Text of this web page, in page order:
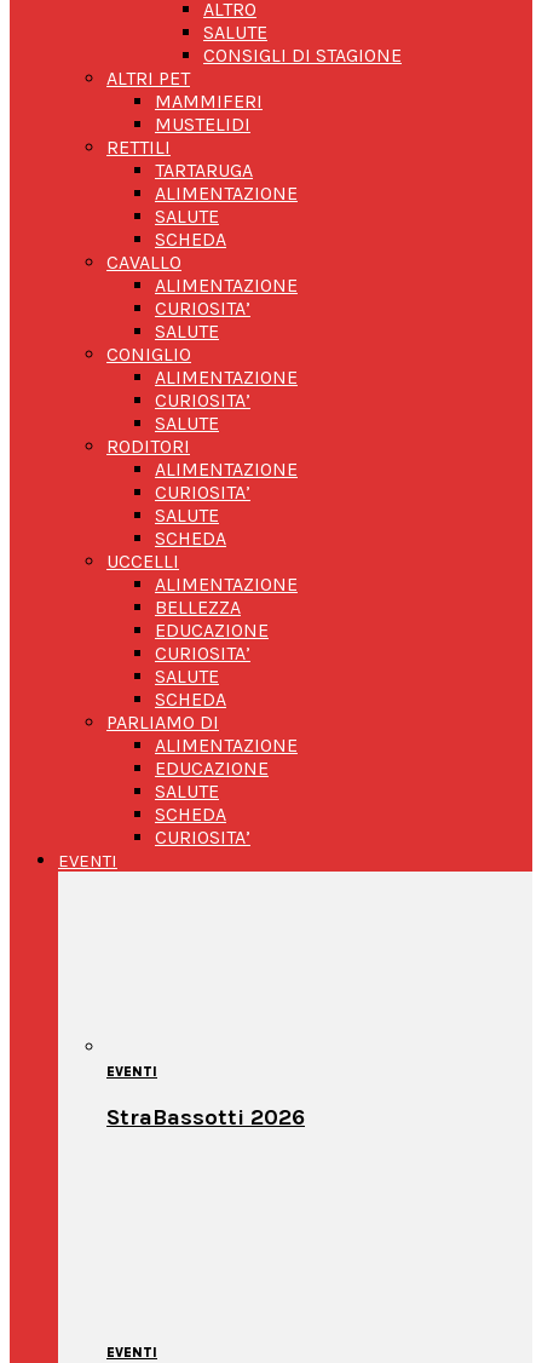
ALTRO
SALUTE
CONSIGLI DI STAGIONE
ALTRI PET
MAMMIFERI
MUSTELIDI
RETTILI
TARTARUGA
ALIMENTAZIONE
SALUTE
SCHEDA
CAVALLO
ALIMENTAZIONE
CURIOSITA’
SALUTE
CONIGLIO
ALIMENTAZIONE
CURIOSITA’
SALUTE
RODITORI
ALIMENTAZIONE
CURIOSITA’
SALUTE
SCHEDA
UCCELLI
ALIMENTAZIONE
BELLEZZA
EDUCAZIONE
CURIOSITA’
SALUTE
SCHEDA
PARLIAMO DI
ALIMENTAZIONE
EDUCAZIONE
SALUTE
SCHEDA
CURIOSITA’
EVENTI
EVENTI
StraBassotti 2026
EVENTI